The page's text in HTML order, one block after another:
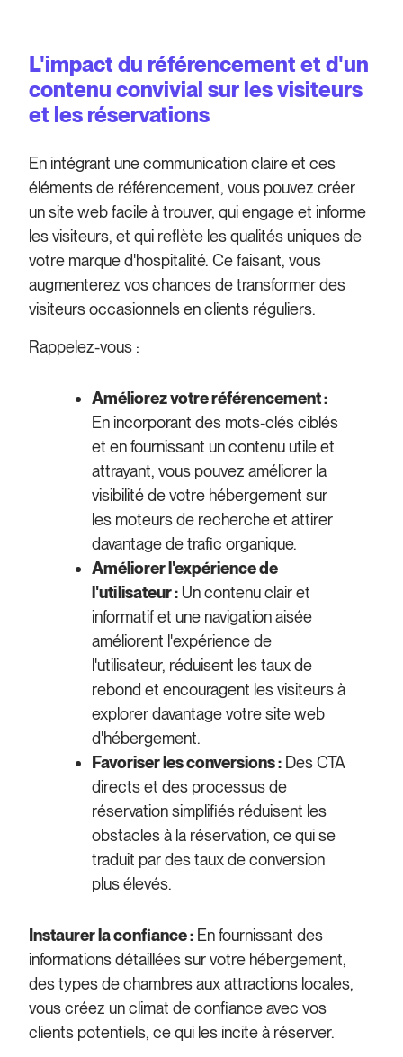
L'impact du référencement et d'un
contenu convivial sur les visiteurs
et les réservations
En intégrant une communication claire et ces
éléments de référencement, vous pouvez créer
un site web facile à trouver, qui engage et informe
les visiteurs, et qui reflète les qualités uniques de
votre marque d'hospitalité. Ce faisant, vous
augmenterez vos chances de transformer des
visiteurs occasionnels en clients réguliers.
Rappelez-vous :
Améliorez votre référencement :
En incorporant des mots-clés ciblés
et en fournissant un contenu utile et
attrayant, vous pouvez améliorer la
visibilité de votre hébergement sur
les moteurs de recherche et attirer
davantage de trafic organique.
Améliorer l'expérience de
l'utilisateur : Un contenu clair et
informatif et une navigation aisée
améliorent l'expérience de
l'utilisateur, réduisent les taux de
rebond et encouragent les visiteurs à
explorer davantage votre site web
d'hébergement.
Favoriser les conversions : Des CTA
directs et des processus de
réservation simplifiés réduisent les
obstacles à la réservation, ce qui se
traduit par des taux de conversion
plus élevés.
Instaurer la confiance : En fournissant des
informations détaillées sur votre hébergement,
des types de chambres aux attractions locales,
vous créez un climat de confiance avec vos
clients potentiels, ce qui les incite à réserver.